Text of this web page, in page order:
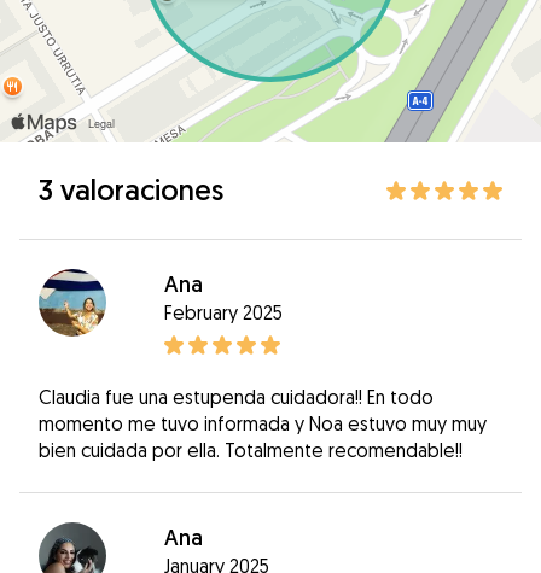
3 valoraciones
Ana
February 2025
Claudia fue una estupenda cuidadora!! En todo
momento me tuvo informada y Noa estuvo muy muy
bien cuidada por ella. Totalmente recomendable!!
Ana
January 2025